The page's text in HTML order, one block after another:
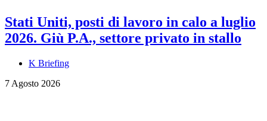
Stati Uniti, posti di lavoro in calo a luglio
2026. Giù P.A., settore privato in stallo
K Briefing
7 Agosto 2026